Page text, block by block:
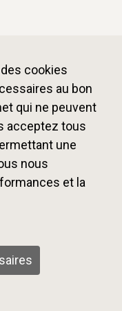
cookies
au bon
qui ne peuvent
acceptez tous
une
nous
et la